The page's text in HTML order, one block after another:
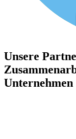
Unsere
Unternehmen